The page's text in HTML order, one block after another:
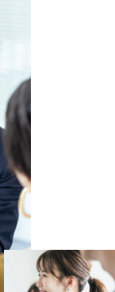
らせ
）
するお知らせ
07/01